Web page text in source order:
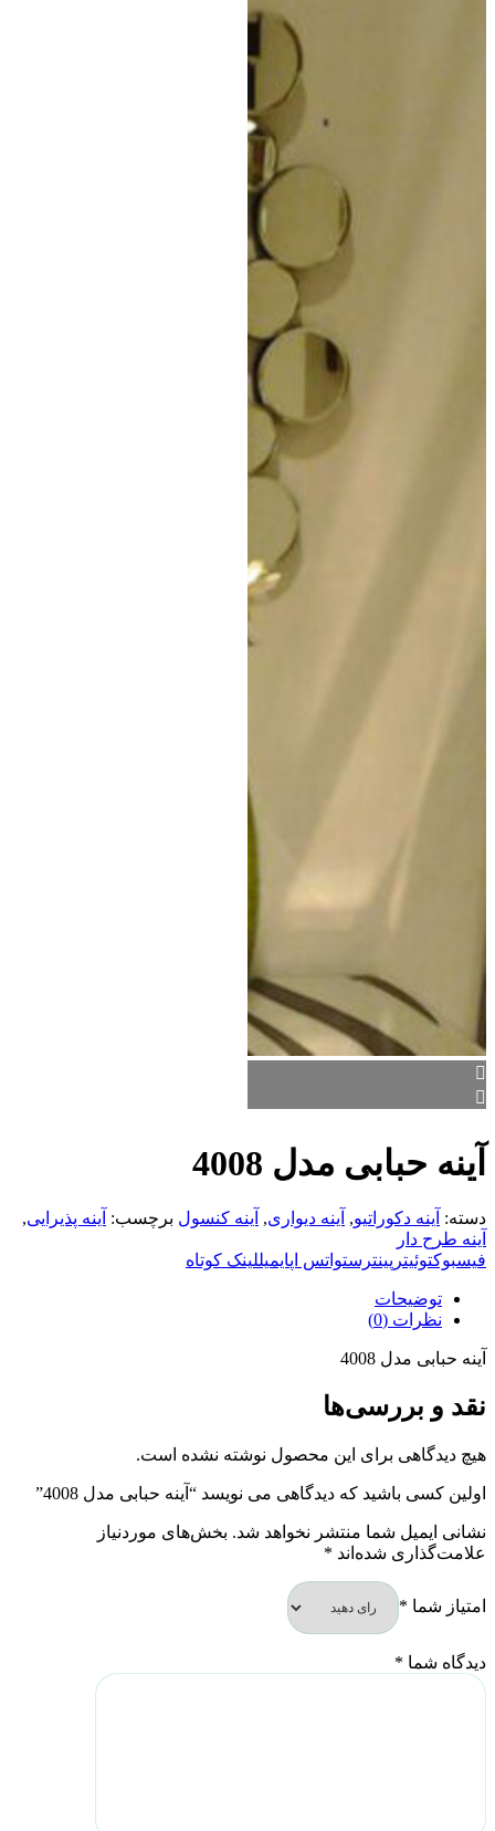
آینه حبابی مدل 4008
دسته: آینه دکوراتیو, آینه دیواری, آینه کنسول برچسب: آینه پذیرایی,
آینه طرح دار
فیسبوکتوئیتر پینترستواتس اپایمیللینک کوتاه
توضیحات
نظرات (0)
آینه حبابی مدل 4008
نقد و بررسی‌ها
هیچ دیدگاهی برای این محصول نوشته نشده است.
اولین کسی باشید که دیدگاهی می نویسد “آینه حبابی مدل 4008”
نشانی ایمیل شما منتشر نخواهد شد. بخش‌های موردنیاز
علامت‌گذاری شده‌اند *
امتیاز شما *
دیدگاه شما *